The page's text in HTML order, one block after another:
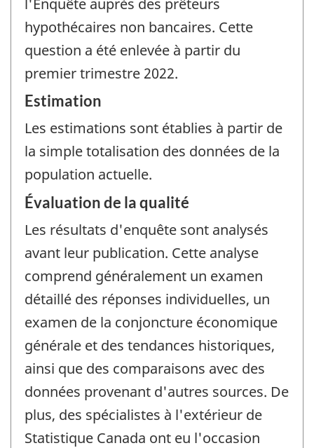
hypothécaires non bancaires. Cette
question a été enlevée à partir du
premier trimestre 2022.
Estimation
Les estimations sont établies à partir de
la simple totalisation des données de la
population actuelle.
Évaluation de la qualité
Les résultats d'enquête sont analysés
avant leur publication. Cette analyse
comprend généralement un examen
détaillé des réponses individuelles, un
examen de la conjoncture économique
générale et des tendances historiques,
ainsi que des comparaisons avec des
données provenant d'autres sources. De
plus, des spécialistes à l'extérieur de
Statistique Canada ont eu l'occasion